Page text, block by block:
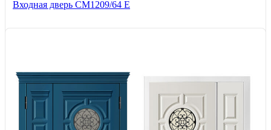
Входная дверь CМ1209/64 Е